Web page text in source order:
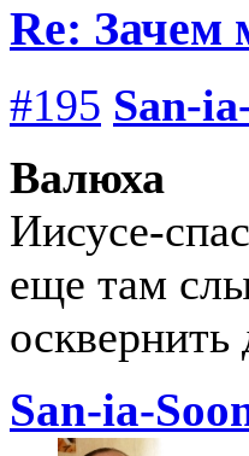
Re: Зачем
#195 San-
Валюха
Иисусе-
еще там
San-ia-